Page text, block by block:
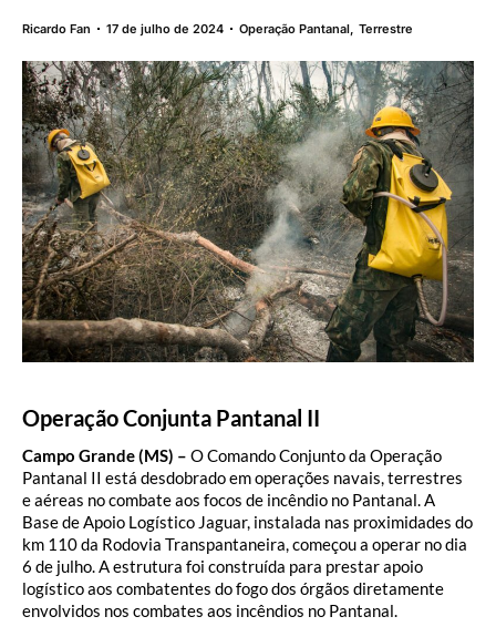
Ricardo Fan 17 de julho de 2024 Operação Pantanal,Terrestre
Operação Conjunta Pantanal II
Campo Grande (MS) – O Comando Conjunto da Operação
Pantanal II está desdobrado em operações navais, terrestres
e aéreas no combate aos focos de incêndio no Pantanal. A
Base de Apoio Logístico Jaguar, instalada nas proximidades do
km 110 da Rodovia Transpantaneira, começou a operar no dia
6 de julho. A estrutura foi construída para prestar apoio
logístico aos combatentes do fogo dos órgãos diretamente
envolvidos nos combates aos incêndios no Pantanal.